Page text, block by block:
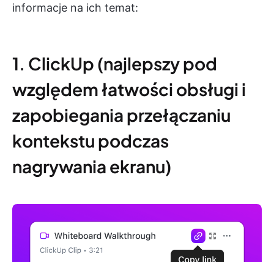
informacje na ich temat:
1. ClickUp (najlepszy pod
względem łatwości obsługi i
zapobiegania przełączaniu
kontekstu podczas
nagrywania ekranu)